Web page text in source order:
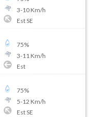
3-10Km/h
Est SE
75%
3-11 Km/h
Est
75%
5-12 Km/h
Est SE